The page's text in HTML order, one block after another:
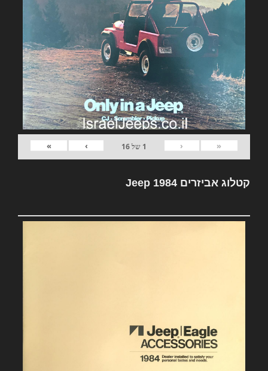
«
‹
1 של16
›
»
קטלוג אביזרים Jeep 1984